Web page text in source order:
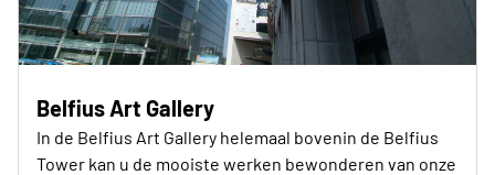
Belfius Art Gallery
In de Belfius Art Gallery helemaal bovenin de Belfius
Tower kan u de mooiste werken bewonderen van onze